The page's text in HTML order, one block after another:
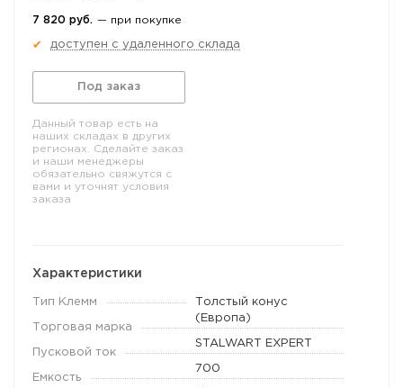
7 820 руб. — при покупке
✔ доступен с удаленного склада
Под заказ
Данный товар есть на
наших складах в других
регионах. Сделайте заказ
и наши менеджеры
обязательно свяжутся с
вами и уточнят условия
заказа
Характеристики
Тип Клемм
Толстый конус
(Европа)
Торговая марка
STALWART EXPERT
Пусковой ток
700
Емкость